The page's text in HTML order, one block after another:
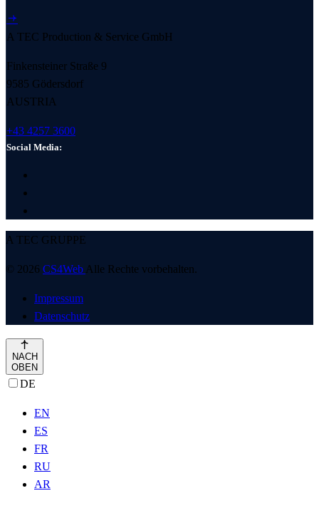
A TEC Production & Service GmbH
Finkensteiner Straße 9
9585 Gödersdorf
AUSTRIA
+43 4257 3600
Social Media:
A TEC GRUPPE
© 2026 CS4Web Alle Rechte vorbehalten.
Impressum
Datenschutz
NACH
OBEN
DE
EN
ES
FR
RU
AR